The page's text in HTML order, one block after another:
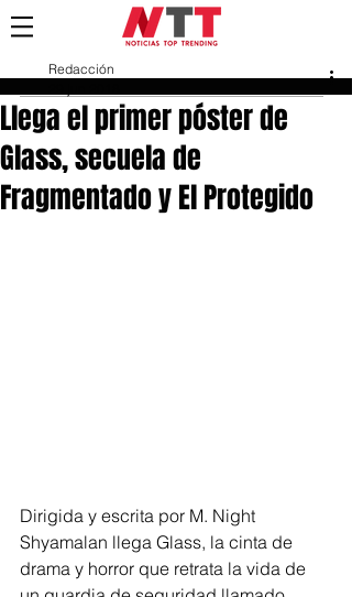
Llega el primer póster de
Glass, secuela de
Fragmentado y El Protegido
Redacción
Dirigida y escrita por M. Night
Shyamalan llega Glass, la cinta de
drama y horror que retrata la vida de